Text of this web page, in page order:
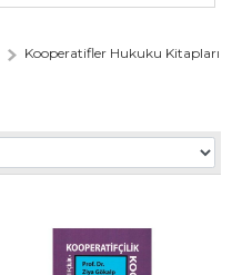
Kooperatifler Hukuku Kitapları